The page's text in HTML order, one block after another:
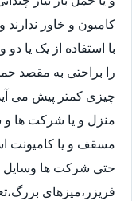
کامیون و خاور
با استفاده از یک یا
را براحتی به مقصد
چیزی کمتر پیش می
منزل و یا شرکت ها و
مسقف و یا کامیونت
حتی شرکت ها وسایل
فریزر،میزهای